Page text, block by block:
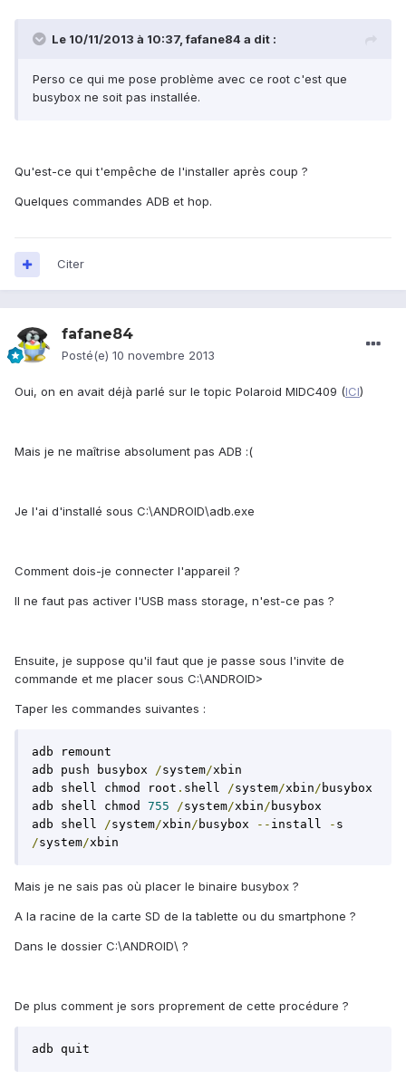
Le 10/11/2013 à 10:37, fafane84 a dit :
Perso ce qui me pose problème avec ce root c'est que
busybox ne soit pas installée.
Qu'est-ce qui t'empêche de l'installer après coup ?
Quelques commandes ADB et hop.
Citer
fafane84
Posté(e) 10 novembre 2013
Oui, on en avait déjà parlé sur le topic Polaroid MIDC409 (ICI)
Mais je ne maîtrise absolument pas ADB :(
Je l'ai d'installé sous C:\ANDROID\adb.exe
Comment dois-je connecter l'appareil ?
Il ne faut pas activer l'USB mass storage, n'est-ce pas ?
Ensuite, je suppose qu'il faut que je passe sous l'invite de
commande et me placer sous C:\ANDROID>
Taper les commandes suivantes :
adb remount
adb push busybox /system/xbin
adb shell chmod root . shell /system/xbin/ busybox
adb shell chmod 755 /system/xbin/ busybox
adb shell /system/xbin/ busybox -- install -
/system/xbin
Mais je ne sais pas où placer le binaire busybox ?
A la racine de la carte SD de la tablette ou du smartphone ?
Dans le dossier C:\ANDROID\ ?
De plus comment je sors proprement de cette procédure ?
adb quit